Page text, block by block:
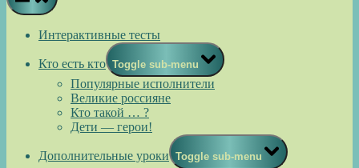
Интерактивные тесты
Кто есть кто Toggle sub-menu
Популярные исполнители
Великие россияне
Кто такой … ?
Дети — герои!
Дополнительные уроки Toggle sub-menu